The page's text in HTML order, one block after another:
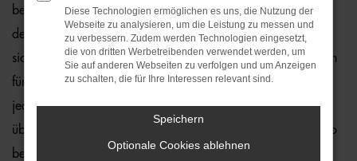
bereits seit vielen Jahren mit VW und sind von der Qualität
der Fahrzeuge begeistert. Dennoch gehen wir auf Nummer
sicher und schauen bei jedem VW T-Cross Gebrauchtwagen
für Rostock genauestens nach. Konkret bedeutet dies, dass
jedes Auto in unserer Meisterwerkstatt gastiert und dort
überprüft und ggf. repariert und gewartet wird. Unser Credo
besteht darin, dass wir nur erstklassige Fahrzeuge auf die
Diese Technologien ermöglichen es uns, die Nutzung der
Webseite zu analysieren, um die Leistung zu messen und
zu verbessern. Zudem werden Technologien eingesetzt,
die von dritten Werbetreibenden verwendet werden, um
Sie auf anderen Webseiten zu verfolgen und um Anzeigen
zu schalten, die für Ihre Interessen relevant sind.
Speichern
Optionale Cookies ablehnen